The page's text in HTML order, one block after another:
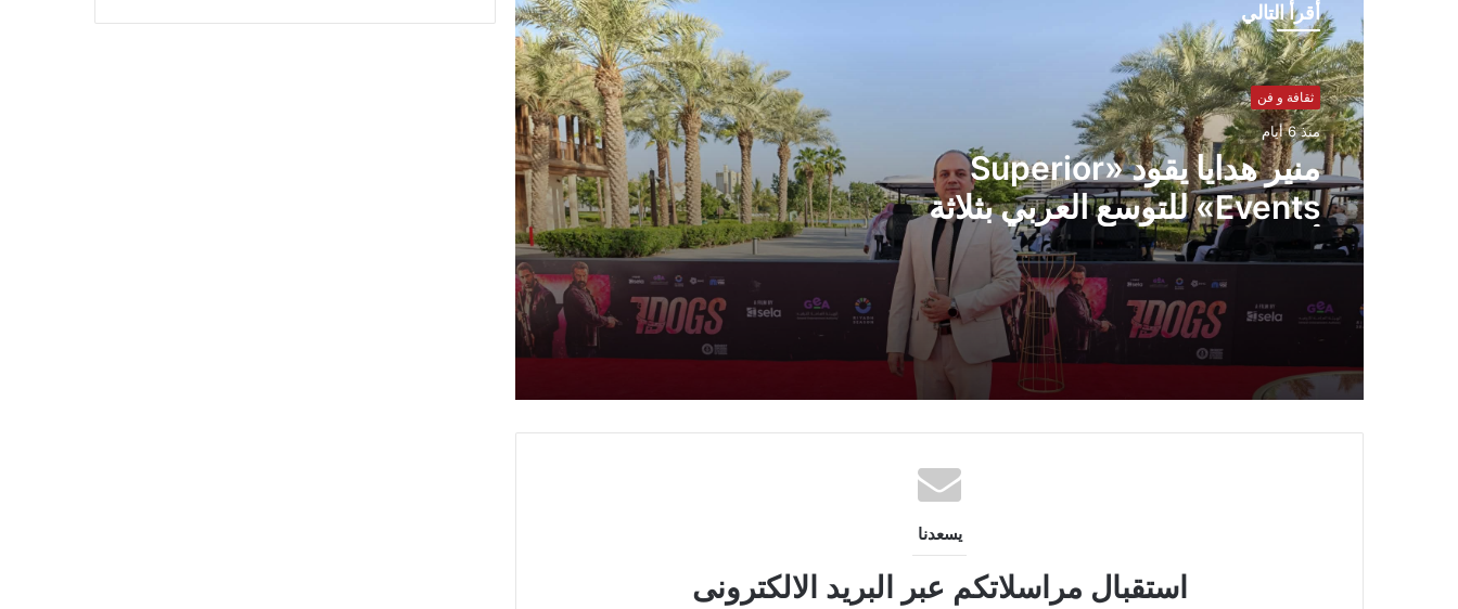
أقرأ التالي
ثقافة و فن
منذ 6 أيام
منير هدايا يقود «Superior
Events» للتوسع العربي بثلاثة
أفرع في السعودية والإمارات
بعد عام من الانفصال.. أحمد خالد صالح
وهنادي مهنا يكشفان حقيقة انتهاء زواجهما
لأول مرة
بإطلالة صيفية أنيقة.. داليا البحيري تخطف
الأنظار عبر إنستجرام
رئيس « دار الكتب والوثائق » يستقبل
الدكتور خالد الشريف في أولى جولاته عقب
تعيينه مساعدًا لوزير الثقافة
الأعلى للثقافة ونادي القصة يناقشان “أدب
يسعدنا
استقبال مراسلاتكم عبر البريد الالكترونى